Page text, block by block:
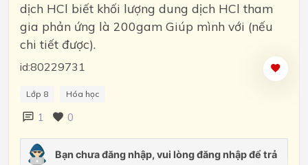
dịch HCl biết khối lượng dung dịch HCl tham
gia phản ứng là 200gam Giúp mình với (nếu
chi tiết được).
id:80229731
Lớp 8 Hóa học
1 0